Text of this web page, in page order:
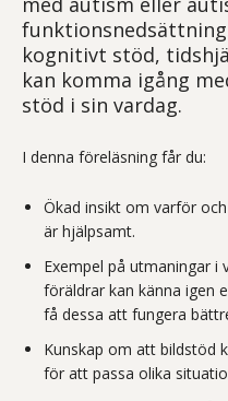
kognitivt stöd,
kan komma igång
stöd i sin vardag.
I denna föreläsning får du:
Ökad insikt om varför
är hjälpsamt.
Exempel på utmaningar
föräldrar kan känna igen
få dessa att fungera
Kunskap om att bildstöd
för att passa olika